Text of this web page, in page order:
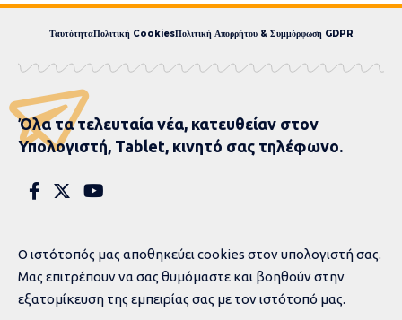
ΤαυτότηταΠολιτική CookiesΠολιτική Απορρήτου & Συμμόρφωση GDPR
Όλα τα τελευταία νέα, κατευθείαν στον
Υπολογιστή, Tablet, κινητό σας τηλέφωνο.
Ο ιστότοπός μας αποθηκεύει cookies στον υπολογιστή σας.
Μας επιτρέπουν να σας θυμόμαστε και βοηθούν στην
εξατομίκευση της εμπειρίας σας με τον ιστότοπό μας.